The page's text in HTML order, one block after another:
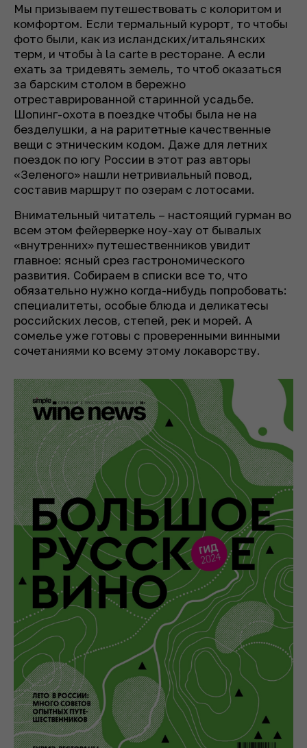
Мы призываем путешествовать с колоритом и
комфортом. Если термальный курорт, то чтобы
фото были, как из исландских/итальянских
терм, и чтобы à la carte в ресторане. А если
ехать за тридевять земель, то чтоб оказаться
за барским столом в бережно
отреставрированной старинной усадьбе.
Шопинг-охота в поездке чтобы была не на
безделушки, а на раритетные качественные
вещи с этническим кодом. Даже для летних
поездок по югу России в этот раз авторы
«Зеленого» нашли нетривиальный повод,
составив маршрут по озерам с лотосами.
Внимательный читатель – настоящий гурман во
всем этом фейерверке ноу-хау от бывалых
«внутренних» путешественников увидит
главное: ясный срез гастрономического
развития. Собираем в списки все то, что
обязательно нужно когда-нибудь попробовать:
специалитеты, особые блюда и деликатесы
российских лесов, степей, рек и морей. А
сомелье уже готовы с проверенными винными
сочетаниями ко всему этому локаворству.